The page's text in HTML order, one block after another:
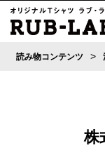
読み物コンテンツ >
株